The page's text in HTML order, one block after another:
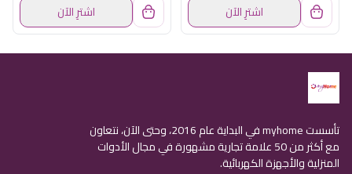
اشترِ الآن
اشترِ الآن
تأسست myhome في البداية عام 2016، وحتى الآن، نتعاون
مع أكثر من 50 علامة تجارية مشهورة في مجال الأدوات
المنزلية والأجهزة الكهربائية.